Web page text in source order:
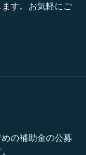
す。お気軽にご
の補助金の公募